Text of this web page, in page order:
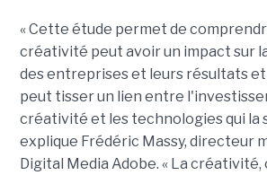
« Cette étude permet de
créativité peut avoir un impact sur
des entreprises et leurs résultats
peut tisser un lien entre
créativité et les technologies qui la
explique Frédéric Massy, directeur
Digital Media Adobe. « La